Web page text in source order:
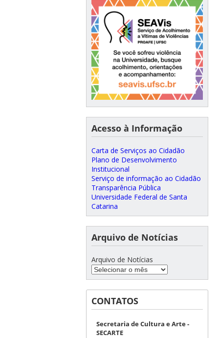
Acesso à Informação
Carta de Serviços ao Cidadão
Plano de Desenvolvimento
Institucional
Serviço de informação ao Cidadão
Transparência Pública
Universidade Federal de Santa
Catarina
Arquivo de Notícias
Arquivo de Notícias
CONTATOS
Secretaria de Cultura e Arte -
SECARTE